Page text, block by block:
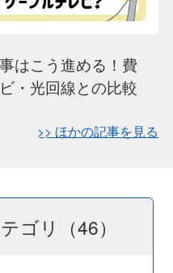
はこう進める！費
・光回線との比較
>> ほかの記事を見る
ゴリ（46）